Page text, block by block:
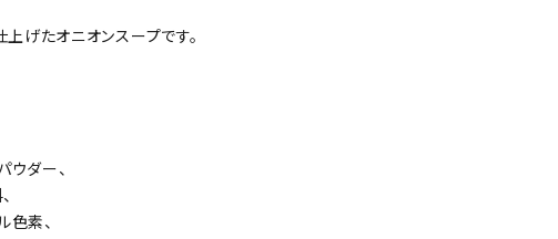
げたオニオンスープです。
ウダー、
色素、